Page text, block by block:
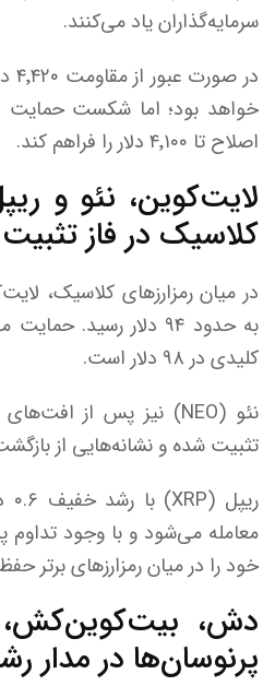
سرمایه‌گذاران یاد می‌کنند.
اصلاح تا ۴٬۱۰۰ دلار را فراهم کند.
لایت‌کوین، نئو و
کلاسیک در فاز تثبیت
کلیدی در ۹۸ دلار است.
تثبیت شده و نشانه‌هایی از
معامله می‌شود و با وجود تداوم
خود را در میان رمزارز‌های برتر
دش، بیت‌کوین‌کش،
پرنوسان‌ها در مدار